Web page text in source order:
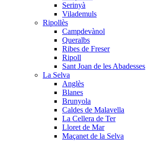
Serinyà
Vilademuls
Ripollès
Campdevànol
Queralbs
Ribes de Freser
Ripoll
Sant Joan de les Abadesses
La Selva
Anglès
Blanes
Brunyola
Caldes de Malavella
La Cellera de Ter
Lloret de Mar
Maçanet de la Selva